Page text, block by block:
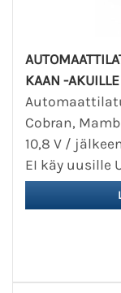
KAAN -AKUILLE
Cobran,
10,8 V /
EI käy uusille